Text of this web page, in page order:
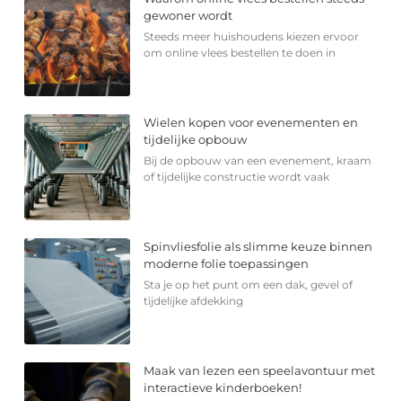
gewoner wordt
Steeds meer huishoudens kiezen ervoor
om online vlees bestellen te doen in
Wielen kopen voor evenementen en
tijdelijke opbouw
Bij de opbouw van een evenement, kraam
of tijdelijke constructie wordt vaak
Spinvliesfolie als slimme keuze binnen
moderne folie toepassingen
Sta je op het punt om een dak, gevel of
tijdelijke afdekking
Maak van lezen een speelavontuur met
interactieve kinderboeken!